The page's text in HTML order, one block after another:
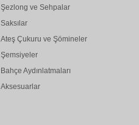
Şezlong ve Sehpalar
Saksılar
Ateş Çukuru ve Şömineler
Şemsiyeler
Bahçe Aydınlatmaları
Aksesuarlar